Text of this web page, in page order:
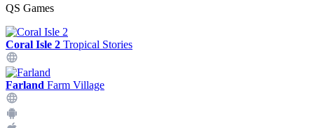
QS Games
Coral Isle 2 Tropical Stories
Farland Farm Village